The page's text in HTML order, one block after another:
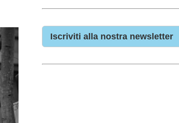
Iscriviti alla nostra newsletter